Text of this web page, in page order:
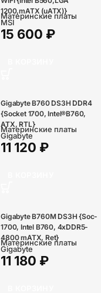
1200,mATX (uATX)}
Материнские платы
MSI
15 600 ₽
Gigabyte B760 DS3H DDR4
{Socket 1700, Intel®B760,
ATX, RTL}
Материнские платы
Gigabyte
11 120 ₽
Gigabyte B760M DS3H {Soc-
1700, Intel B760, 4xDDR5-
4800 mATX, Ret}
Материнские платы
Gigabyte
11 180 ₽